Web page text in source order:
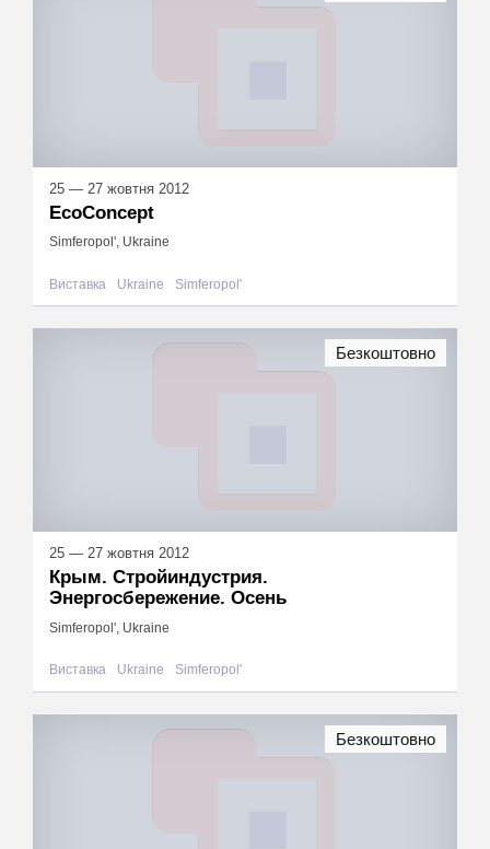
25 — 27 жовтня 2012
EcoConcept
Simferopol', Ukraine
Виставка Ukraine Simferopol'
25 — 27 жовтня 2012
Крым. Стройиндустрия.
Энергосбережение. Осень
Simferopol', Ukraine
Виставка Ukraine Simferopol'
Безкоштовно
Безкоштовно